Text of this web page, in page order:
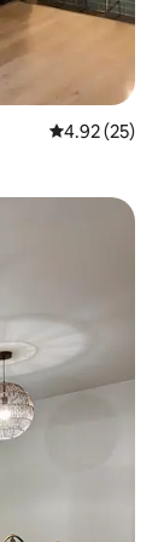
5 ರಲ್ಲಿ 4.92
4.92 (25)